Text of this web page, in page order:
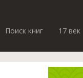
Поиск книг
17 век